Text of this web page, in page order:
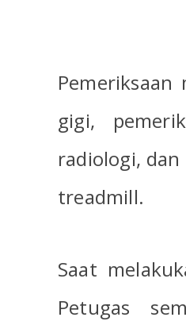
gigi,
radiologi, dan
treadmill.
Saat
Petugas